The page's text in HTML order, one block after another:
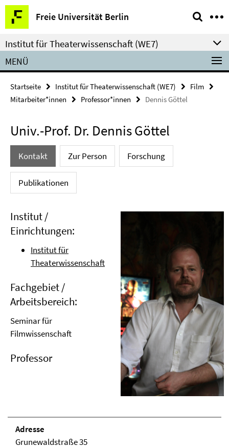
Springe
direkt
zu
Inhalt
Freie Universität Berlin
Service-
Navigation
Institut für Theaterwissenschaft (WE7)
MENÜ
Startseite Institut für Theaterwissenschaft (WE7)
Film
Mitarbeiter*innen
Professor*innen Dennis Göttel
Univ.-Prof. Dr. Dennis Göttel
Kontakt Zur Person Forschung
Publikationen
Institut /
Einrichtungen:
Institut für
Theaterwissenschaft
Fachgebiet /
Arbeitsbereich:
Seminar für
Filmwissenschaft
Professor
Adresse
Grunewaldstraße 35